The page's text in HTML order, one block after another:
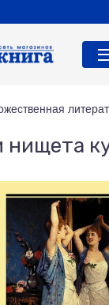
нищета